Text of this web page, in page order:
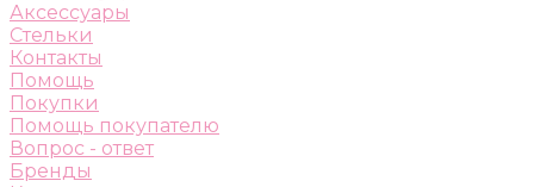
Аксессуары
Стельки
Контакты
Помощь
Покупки
Помощь покупателю
Вопрос - ответ
Бренды